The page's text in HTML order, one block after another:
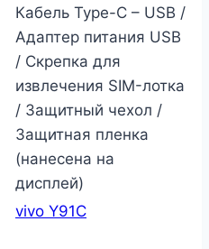
Кабель Type-C – USB /
Адаптер питания USB
/ Скрепка для
извлечения SIM-лотка
/ Защитный чехол /
Защитная пленка
(нанесена на
дисплей)
vivo Y91C